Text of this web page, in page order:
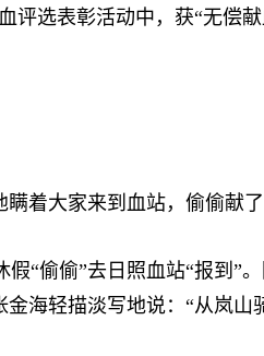
选表彰活动中，获“无偿献
着大家来到血站，偷偷献了
“偷偷”去日照血站“报到”
海轻描淡写地说：“从岚山